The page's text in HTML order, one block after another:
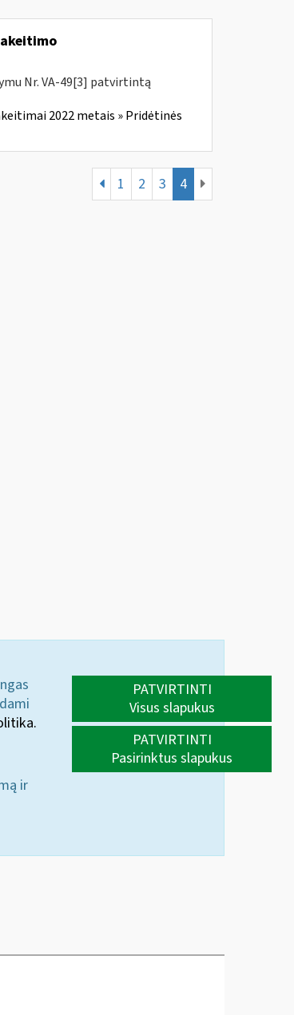
Nr. VA-49[3] patvirtintą
2022 metais » Pridėtinės
1 2 3 4
ir
PATVIRTINTI
Visus slapukus
PATVIRTINTI
Pasirinktus slapukus